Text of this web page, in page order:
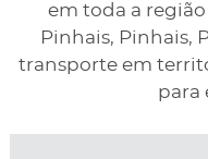
em toda a região
Pinhais, Pinhais,
transporte em
para